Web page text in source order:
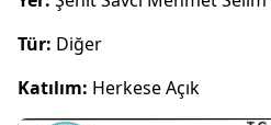
Tür: Diğer
Katılım: Herkese Açık